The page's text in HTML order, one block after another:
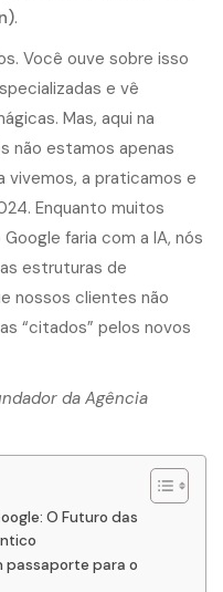
.
Você ouve sobre isso
e vê
Mas, aqui na
não estamos apenas
vivemos, a praticamos e
Enquanto muitos
faria com a IA, nós
estruturas de
nossos clientes não
“citados” pelos novos
da Agência
O Futuro das
passaporte para o